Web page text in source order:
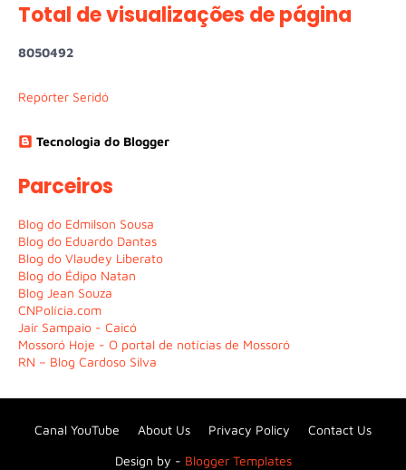
Total de visualizações de página
8050492
Repórter Seridó
Tecnologia do Blogger
Parceiros
Blog do Edmilson Sousa
Blog do Eduardo Dantas
Blog do Vlaudey Liberato
Blog do Édipo Natan
Blog Jean Souza
CNPolícia.com
Jair Sampaio - Caicó
Mossoró Hoje - O portal de notícias de Mossoró
RN – Blog Cardoso Silva
Design by - Blogger Templates
Canal YouTube About Us Privacy Policy Contact Us